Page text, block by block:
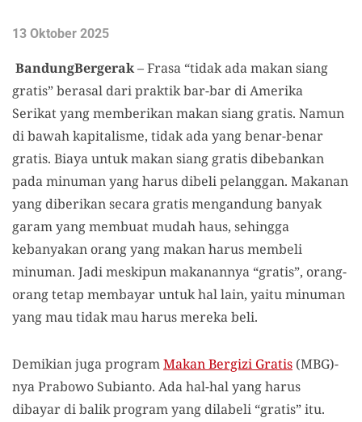
13 Oktober 2025
BandungBergerak– Frasa “tidak ada makan siang
gratis” berasal dari praktik bar-bar di Amerika
Serikat yang memberikan makan siang gratis. Namun
di bawah kapitalisme, tidak ada yang benar-benar
gratis. Biaya untuk makan siang gratis dibebankan
pada minuman yang harus dibeli pelanggan. Makanan
yang diberikan secara gratis mengandung banyak
garam yang membuat mudah haus, sehingga
kebanyakan orang yang makan harus membeli
minuman. Jadi meskipun makanannya “gratis”, orang-
orang tetap membayar untuk hal lain, yaitu minuman
yang mau tidak mau harus mereka beli.
Demikian juga programMakan Bergizi Gratis (MBG)-
nya Prabowo Subianto. Ada hal-hal yang harus
dibayar di balik program yang dilabeli “gratis” itu.